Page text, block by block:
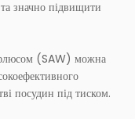
значно підвищити
флюсом (SAW) можна
посудин під тиском.